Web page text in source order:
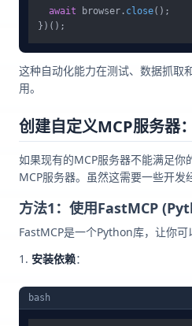
await browser. close();
这种自动化能力在测试、数据抓取
用。
创建自定义MCP服务器
如果现有的MCP服务器不能满足你
MCP服务器。虽然这需要一些开发
方法1：使用FastMCP
FastMCP是一个Python库，让你可
安装依赖：
bash